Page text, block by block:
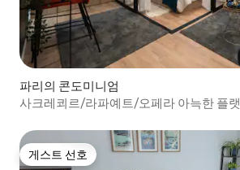
파리의 콘도미니엄
사크레쾨르/라파예트/오페라 아늑한 플랫
게스트 선호
게스트 선호